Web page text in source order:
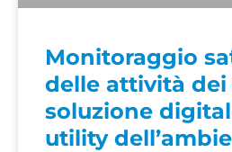
Monitoraggio
delle attività dei
soluzione
utility